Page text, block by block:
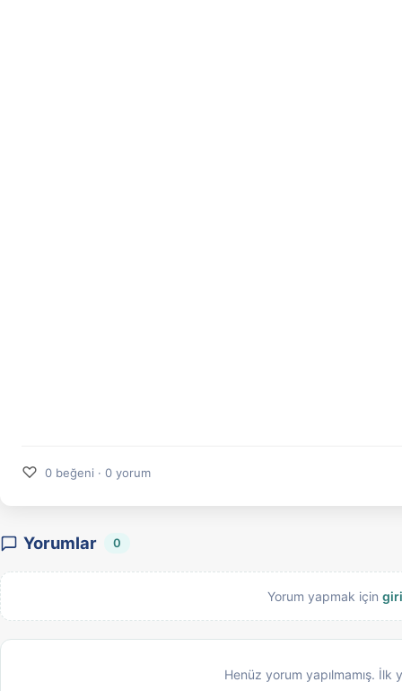
♡ 0 beğeni · 0 yorum
Yorumlar 0
Yorum yapmak için
Henüz yorum yapılmamış. İlk